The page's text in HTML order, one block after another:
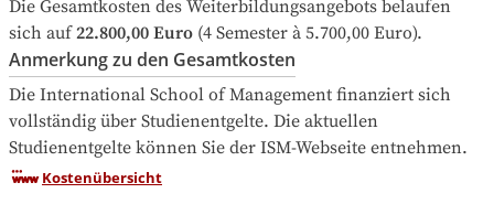
Die Gesamtkosten des Weiterbildungsangebots belaufen
sich auf 22.800,00 Euro (4 Semester à 5.700,00 Euro).
Anmerkung zu den Gesamtkosten
Die International School of Management finanziert sich
vollständig über Studienentgelte. Die aktuellen
Studienentgelte können Sie der ISM-Webseite entnehmen.
Kostenübersicht